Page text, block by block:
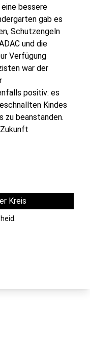
eine bessere
gab es
Schutzengeln
und die
Verfügung
war der
positiv: es
Kindes
zu beanstanden.
Kreis